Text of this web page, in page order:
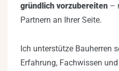
gründlich vorzubereiten –
Partnern an Ihrer Seite.
Ich unterstütze Bauherren
Erfahrung, Fachwissen